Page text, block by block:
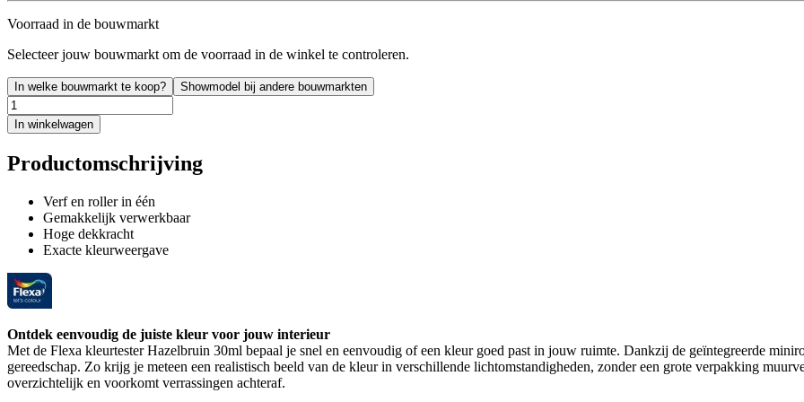
Voorraad in de bouwmarkt
Selecteer jouw bouwmarkt om de voorraad in de winkel te controleren.
In welke bouwmarkt te koop? Showmodel bij andere bouwmarkten
In winkelwagen
Productomschrijving
Verf en roller in één
Gemakkelijk verwerkbaar
Hoge dekkracht
Exacte kleurweergave
Ontdek eenvoudig de juiste kleur voor jouw interieur
Met de Flexa kleurtester Hazelbruin 30ml bepaal je snel en eenvoudig of een kleur goed past in jouw ruimte. Dankzij de geïntegreerde
gereedschap. Zo krijg je meteen een realistisch beeld van de kleur in verschillende lichtomstandigheden, zonder een grote verpakking
overzichtelijk en voorkomt verrassingen achteraf.